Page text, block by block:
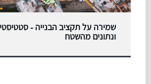
שמירה על תקציב הבנייה -
ונתונים מהשטח